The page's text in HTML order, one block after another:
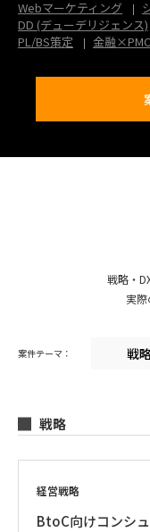
Webマーケティング
DD (デューデリジェンス)
PL/BS策定
金融
戦略・
実際
案件テーマ： 戦
戦略
経営戦略
BtoC向けコンシ